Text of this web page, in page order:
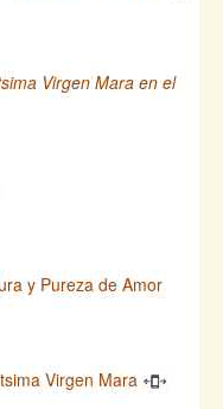
Virgen Mara en el
y Pureza de Amor
Virgen Mara